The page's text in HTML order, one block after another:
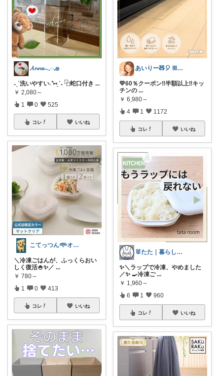
𝓐𝓷𝓷𝓮𓂃◌𓈒𓐍
˗ˏˋ洗いやすい˖⁺⑅ˎˊ˗ ⿻蛇口付き ...
￥ 2,080～
1 0 525
コレ いいね
こてっつん𖥸オイシイとカワイイはセイギ
＼冷凍ごはんが、ふっくらおい
しく復活🍚✨／ ...
￥ 780～
1 0 413
コレ いいね
あいりー🧸🎈 ꕤ毎日を快適にꕤ
💛60％クーポン‼️半額以上‼️キッ
チンの ...
￥ 6,980～
4 1 1172
コレ いいね
🐰たた｜暮らしと子育て
✨＼ラップで冷凍、やめました
／✨ 🍳冷凍ご ...
￥ 1,960～
6 1 960
コレ いいね